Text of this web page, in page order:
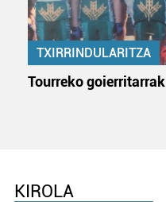
TXIRRINDULARITZA
Tourreko goierritarrak
KIROLA